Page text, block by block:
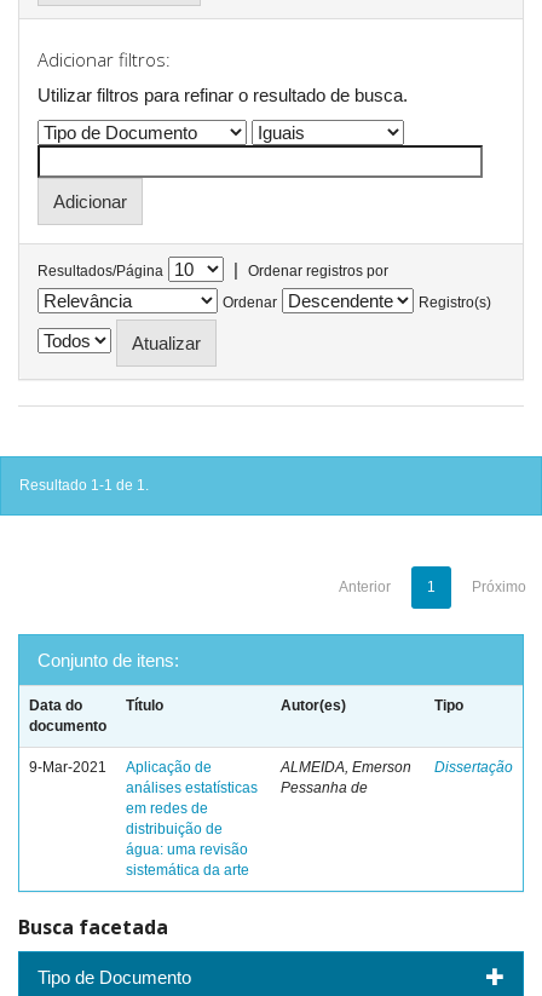
Adicionar filtros:
Utilizar filtros para refinar o resultado de busca.
Resultados/Página |
Ordenar registros por
Ordenar
Registro(s)
Resultado 1-1 de 1.
Anterior 1 Próximo
Conjunto de itens:
Data do
documento
Título Autor(es) Tipo
9-Mar-2021
Aplicação de
análises estatísticas
em redes de
distribuição de
água: uma revisão
sistemática da arte
ALMEIDA, Emerson
Pessanha de
Dissertação
Busca facetada
Tipo de Documento